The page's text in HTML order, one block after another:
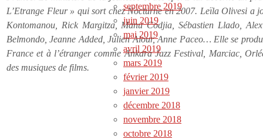
L’Etrange Fleur » qui sort chez Nocturne en 2007. Leïla Olivesi a
Kontomanou, Rick Margitza, Manu Codjia, Sébastien Llado,
Belmondo, Jeanne Added, Julien Alour, Anne Paceo… Elle se
France et à l’étranger comme Ankara Jazz Festival, Marciac,
des musiques de films.
septembre 2019
juin 2019
mai 2019
avril 2019
mars 2019
février 2019
janvier 2019
décembre 2018
novembre 2018
octobre 2018